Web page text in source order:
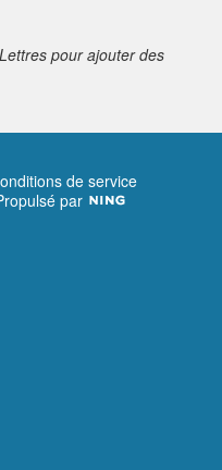
pour ajouter des
de service
par